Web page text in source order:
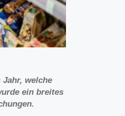
welche
ein breites